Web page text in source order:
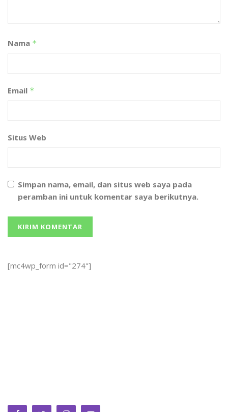
Nama *
Email *
Situs Web
Simpan nama, email, dan situs web saya pada
peramban ini untuk komentar saya berikutnya.
[mc4wp_form id="274"]